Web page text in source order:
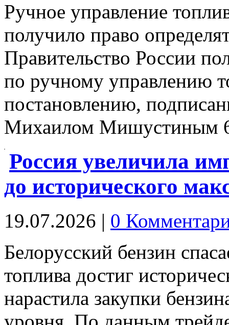
Ручное управление
получило право
Правительство России
по ручному управлению
постановлению,
Михаилом Мишустиным
Россия увеличила
до исторического
19.07.2026 | 0
Белорусский бензин
топлива достиг
нарастила закупки